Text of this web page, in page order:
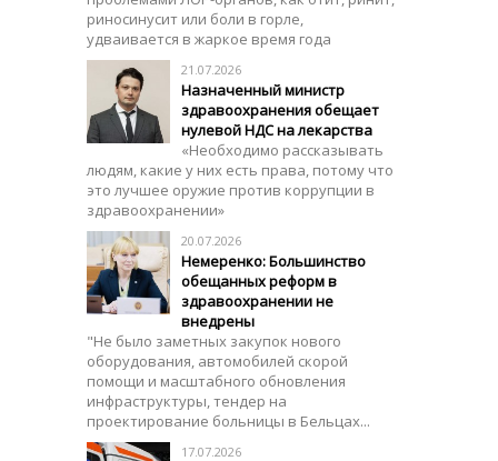
риносинусит или боли в горле,
удваивается в жаркое время года
21.07.2026
Назначенный министр
здравоохранения обещает
нулевой НДС на лекарства
«Необходимо рассказывать
людям, какие у них есть права, потому что
это лучшее оружие против коррупции в
здравоохранении»
20.07.2026
Немеренко: Большинство
обещанных реформ в
здравоохранении не
внедрены
"Не было заметных закупок нового
оборудования, автомобилей скорой
помощи и масштабного обновления
инфраструктуры, тендер на
проектирование больницы в Бельцах...
17.07.2026